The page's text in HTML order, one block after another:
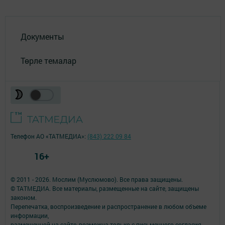
Документы
Төрле темалар
© 2011 - 2026. Мослим (Муслюмово). Все права защищены.
© ТАТМЕДИА. Все материалы, размещенные на сайте, защищены
законом.
Перепечатка, воспроизведение и распространение в любом объеме
информации,
Телефон АО «ТАТМЕДИА»: (843) 222 09 84
16+